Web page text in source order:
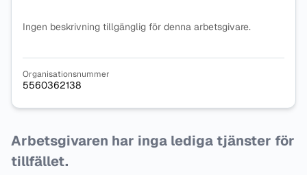
Ingen beskrivning tillgänglig för denna arbetsgivare.
Organisationsnummer
5560362138
Arbetsgivaren har inga lediga tjänster för
tillfället.